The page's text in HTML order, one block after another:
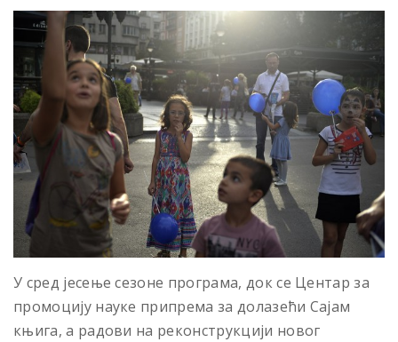
У сред јесење сезоне програма, док се Центар за
промоцију науке припрема за долазећи Сајам
књига, а радови на реконструкцији новог